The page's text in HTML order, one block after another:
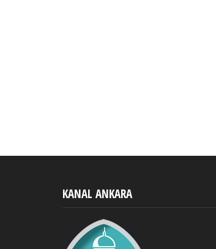
KANAL ANKARA